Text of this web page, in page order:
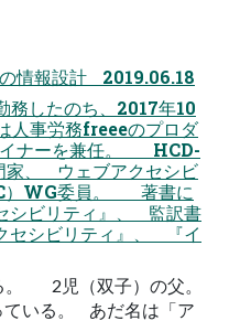
情報設計 2019.06.18
務したのち、2017年10
人事労務freeeのプロダ
イナーを兼任。 HCD-
家、 ウェブアクセシビ
）WG委員。 著書に
シビリティ』、 監訳書
セシビリティ』、 『イ
。 2児（双子）の父。
ている。 あだ名は「ア